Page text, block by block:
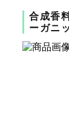
合成香
ーガニ